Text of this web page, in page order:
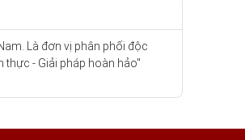
Là đơn vị phân phối độc
thực - Giải pháp hoàn hảo"